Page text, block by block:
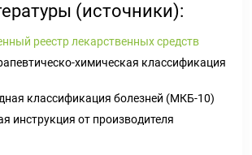
(источники):
реестр лекарственных средств
химическая классификация
классификация болезней (МКБ-10)
инструкция от производителя